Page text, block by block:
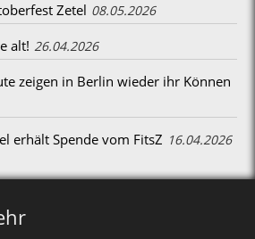
Zetel 08.05.2026
alt! 26.04.2026
zeigen in Berlin wieder ihr Können
erhält Spende vom FitsZ 16.04.2026